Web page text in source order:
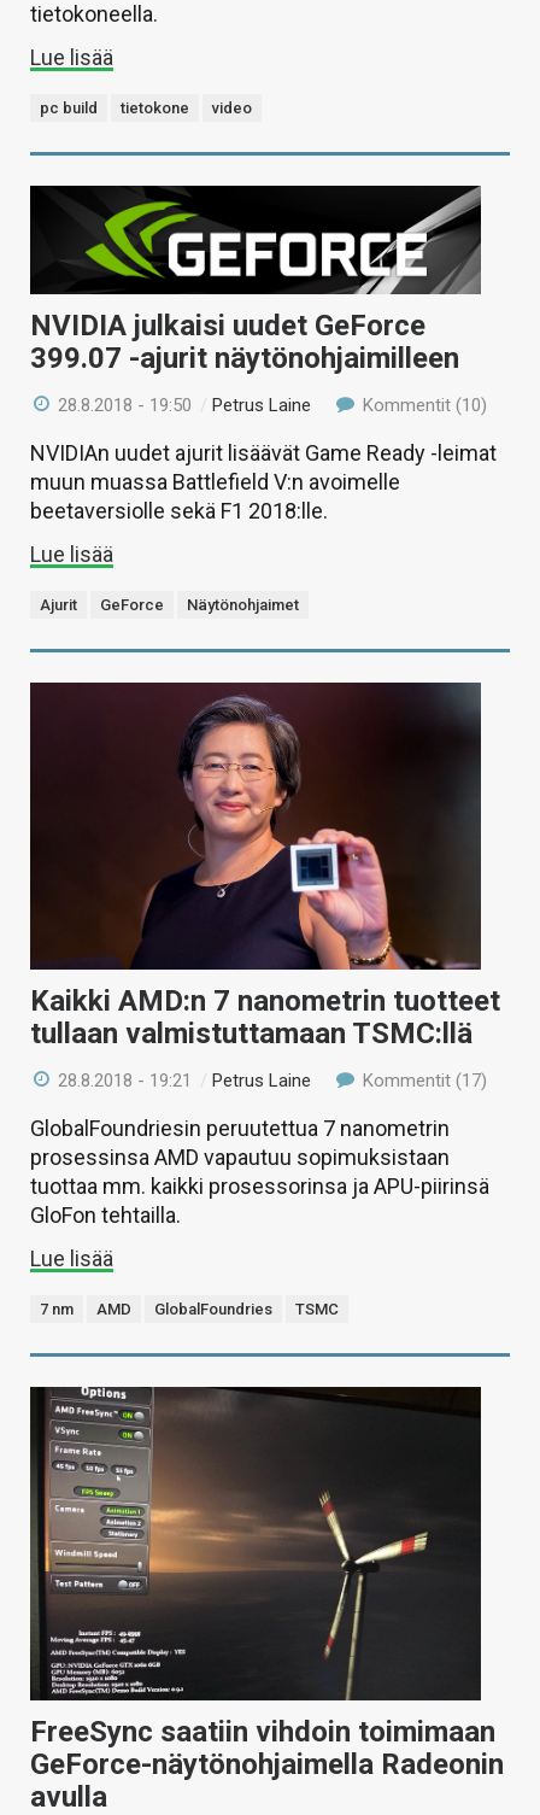
tietokoneella.
Lue lisää
pc build tietokone video
NVIDIA julkaisi uudet GeForce
399.07 -ajurit näytönohjaimilleen
28.8.2018 - 19:50 /Petrus Laine Kommentit (10)
NVIDIAn uudet ajurit lisäävät Game Ready -leimat
muun muassa Battlefield V:n avoimelle
beetaversiolle sekä F1 2018:lle.
Lue lisää
Ajurit GeForce Näytönohjaimet
Kaikki AMD:n 7 nanometrin tuotteet
tullaan valmistuttamaan TSMC:llä
28.8.2018 - 19:21 /Petrus Laine Kommentit (17)
GlobalFoundriesin peruutettua 7 nanometrin
prosessinsa AMD vapautuu sopimuksistaan
tuottaa mm. kaikki prosessorinsa ja APU-piirinsä
GloFon tehtailla.
Lue lisää
7 nm AMD GlobalFoundries TSMC
FreeSync saatiin vihdoin toimimaan
GeForce-näytönohjaimella Radeonin
avulla